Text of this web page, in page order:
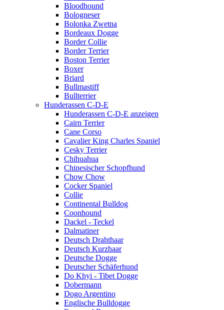
Bloodhound
Bologneser
Bolonka Zwetna
Bordeaux Dogge
Border Collie
Border Terrier
Boston Terrier
Boxer
Briard
Bullmastiff
Bullterrier
Hunderassen C-D-E
Hunderassen C-D-E anzeigen
Cairn Terrier
Cane Corso
Cavalier King Charles Spaniel
Cesky Terrier
Chihuahua
Chinesischer Schopfhund
Chow Chow
Cocker Spaniel
Collie
Continental Bulldog
Coonhound
Dackel - Teckel
Dalmatiner
Deutsch Drahthaar
Deutsch Kurzhaar
Deutsche Dogge
Deutscher Schäferhund
Do Khyi - Tibet Dogge
Dobermann
Dogo Argentino
Englische Bulldogge